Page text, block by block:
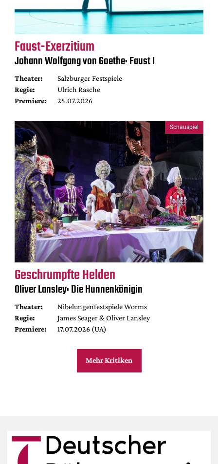
Faust-Exerzitium
Johann Wolfgang von Goethe: Faust I
Theater:
Salzburger Festspiele
Regie:
Ulrich Rasche
Premiere:
25.07.2026
Schauspiel
Geschrumpfte Helden
Oliver Lansley: Die Hunnenkönigin
Theater:
Nibelungenfestspiele Worms
Regie:
James Seager & Oliver Lansley
Premiere:
17.07.2026 (UA)
Mehr Kritiken